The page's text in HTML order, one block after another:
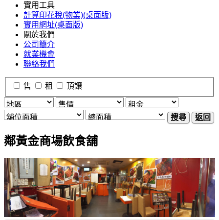
實用工具
計算印花稅(物業)(桌面版)
實用網址(桌面版)
關於我們
公司簡介
就業機會
聯絡我們
售 租 頂讓
搜尋 返回
鄰黃金商場飲食舖